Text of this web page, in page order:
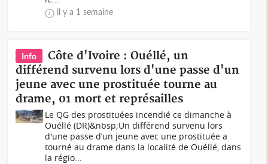
il y a 1 semaine
Info
Côte d'Ivoire : Ouéllé, un
différend survenu lors d'une passe d'un
jeune avec une prostituée tourne au
drame, 01 mort et représailles
Le QG des prostituées incendié ce dimanche à
Ouéllé (DR)&nbsp;Un différend survenu lors
d'une passe d’un jeune avec une prostituée a
tourné au drame dans la localité de Ouéllé, dans
la régio...